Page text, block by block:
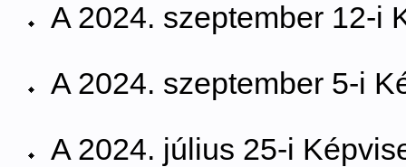
A 2024. szeptember 12-i
A 2024. szeptember 5-i
A 2024. július 25-i